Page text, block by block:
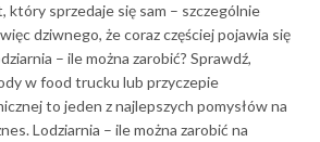
który sprzedaje się sam – szczególnie
dziwnego, że coraz częściej pojawia się
– ile można zarobić? Sprawdź,
w food trucku lub przyczepie
to jeden z najlepszych pomysłów na
Lodziarnia – ile można zarobić na